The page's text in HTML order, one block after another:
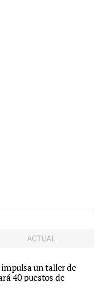
ACTUAL
impulsa un taller de
40 puestos de